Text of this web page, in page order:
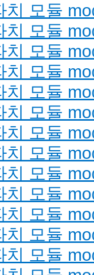
치 모듈
치 모듈
치 모듈
치 모듈
치 모듈
치 모듈
치 모듈
치 모듈
치 모듈
치 모듈
치 모듈
치 모듈
치 모듈